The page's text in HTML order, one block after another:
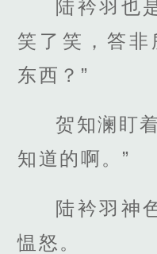
陆衿羽也
笑了笑，答非
东西？”
贺知澜盯
知道的啊。”
陆衿羽神
愠怒。